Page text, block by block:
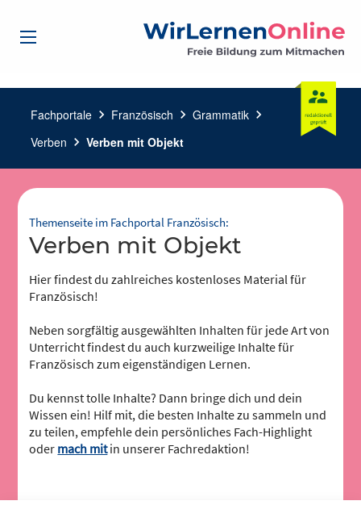
Fachportale chevron_right Französisch chevron_right Grammatik chevron_right
Verben chevron_right Verben mit Objekt
Themenseite im Fachportal Französisch:
Verben mit Objekt
Hier findest du zahlreiches kostenloses Material für
Französisch!
Neben sorgfältig ausgewählten Inhalten für jede Art von
Unterricht findest du auch kurzweilige Inhalte für
Französisch zum eigenständigen Lernen.
Du kennst tolle Inhalte? Dann bringe dich und dein
Wissen ein! Hilf mit, die besten Inhalte zu sammeln und
zu teilen, empfehle dein persönliches Fach-Highlight
oder mach mitin unserer Fachredaktion!